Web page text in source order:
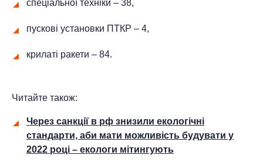
спеціальної техніки – 38,
пускові установки ПТКР – 4,
крилаті ракети – 84.
Читайте також:
Через санкції в рф знизили екологічні
стандарти, аби мати можливість будувати у
2022 році – екологи мітингують